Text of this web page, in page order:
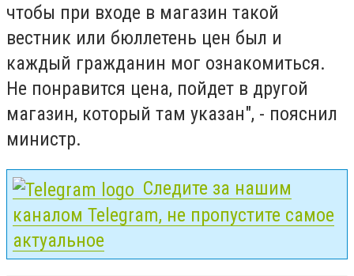
чтобы при входе в магазин такой
вестник или бюллетень цен был и
каждый гражданин мог ознакомиться.
Не понравится цена, пойдет в другой
магазин, который там указан", - пояснил
министр.
Следите за нашим
каналом Telegram, не пропустите самое
актуальное